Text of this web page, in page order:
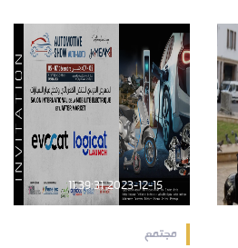
2023-12-15 11:39:31
مجتمع